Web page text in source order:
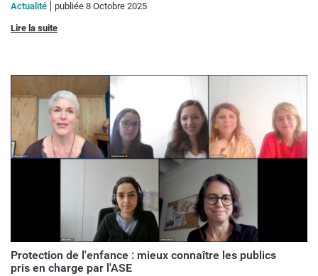
Actualité publiée 8 Octobre 2025
Lire la suite
Protection de l'enfance : mieux connaître les publics
pris en charge par l'ASE